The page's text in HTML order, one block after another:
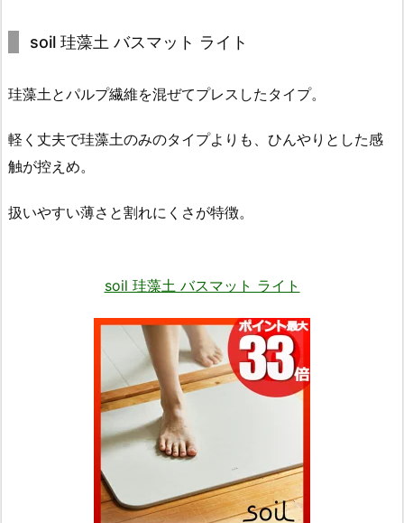
soil 珪藻土 バスマット ライト
珪藻土とパルプ繊維を混ぜてプレスしたタイプ。
軽く丈夫で珪藻土のみのタイプよりも、ひんやりとした感
触が控えめ。
扱いやすい薄さと割れにくさが特徴。
soil 珪藻土 バスマット ライト